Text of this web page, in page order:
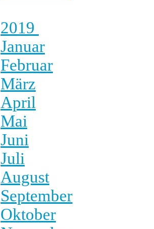
2019
Januar
Februar
März
April
Mai
Juni
Juli
August
September
Oktober